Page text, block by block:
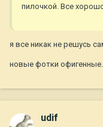
пилочкой. Все
я все никак не решусь
новые фотки
udif